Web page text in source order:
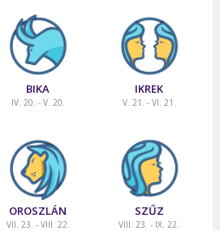
BIKA
IV. 20. - V. 20.
IKREK
V. 21. - VI. 21.
OROSZLÁN
VII. 23. - VIII. 22.
SZŰZ
VIII. 23. - IX. 22.